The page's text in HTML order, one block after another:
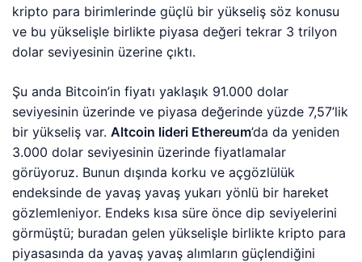
kripto para birimlerinde güçlü bir yükseliş söz konusu
ve bu yükselişle birlikte piyasa değeri tekrar 3 trilyon
dolar seviyesinin üzerine çıktı.
Şu anda Bitcoin’in fiyatı yaklaşık 91.000 dolar
seviyesinin üzerinde ve piyasa değerinde yüzde 7,57’lik
bir yükseliş var.Altcoin lideri Ethereum’da da yeniden
3.000 dolar seviyesinin üzerinde fiyatlamalar
görüyoruz. Bunun dışında korku ve açgözlülük
endeksinde de yavaş yavaş yukarı yönlü bir hareket
gözlemleniyor. Endeks kısa süre önce dip seviyelerini
görmüştü; buradan gelen yükselişle birlikte kripto para
piyasasında da yavaş yavaş alımların güçlendiğini